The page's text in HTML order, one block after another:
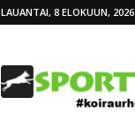
LAUANTAI, 8 ELOKUUN, 2026